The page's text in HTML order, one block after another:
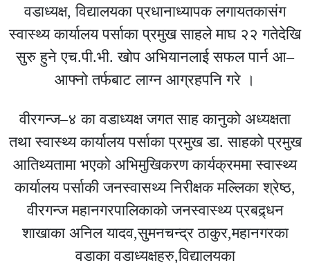
वडाध्यक्ष, विद्यालयका प्रधानाध्यापक लगायतकासंग
स्वास्थ्य कार्यालय पर्साका प्रमुख साहले माघ २२ गतेदेखि
सुरु हुने एच.पी.भी. खोप अभियानलाई सफल पार्न आ–
आफ्नो तर्फबाट लाग्न आग्रहपनि गरे ।
वीरगन्ज–४ का वडाध्यक्ष जगत साह कानुको अध्यक्षता
तथा स्वास्थ्य कार्यालय पर्साका प्रमुख डा. साहको प्रमुख
आतिथ्यतामा भएको अभिमुखिकरण कार्यक्रममा स्वास्थ्य
कार्यालय पर्साकी जनस्वासथ्य निरीक्षक मल्लिका श्रेष्ठ,
वीरगन्ज महानगरपालिकाको जनस्वास्थ्य प्रबद्र्धन
शाखाका अनिल यादव,सुमनचन्द्र ठाकुर,महानगरका
वडाका वडाध्यक्षहरु,विद्यालयका